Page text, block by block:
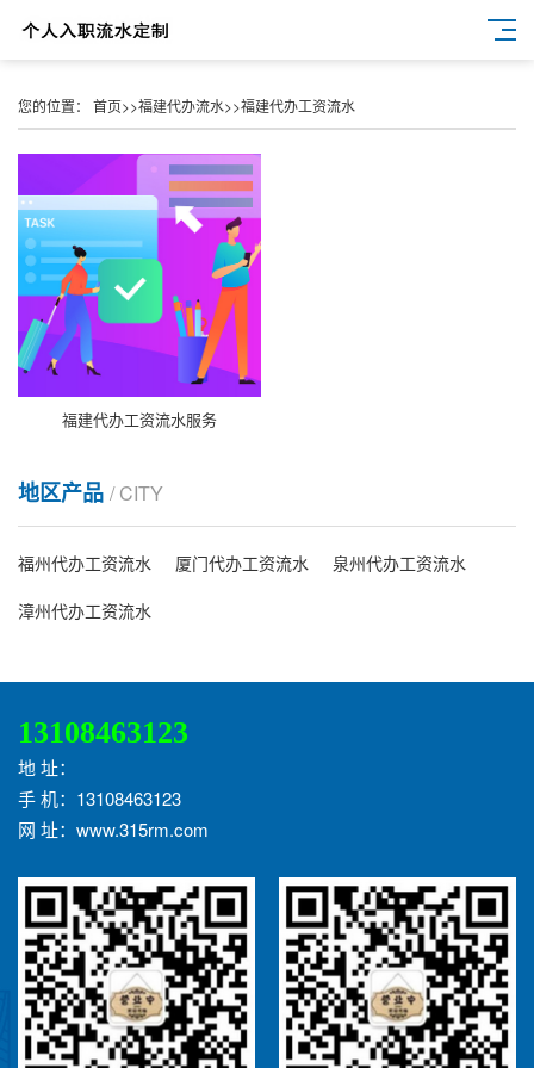
您的位置： 首页>>福建代办流水>>福建代办工资流水
福建代办工资流水服务
地区产品 / CITY
福州代办工资流水 厦门代办工资流水
泉州代办工资流水
漳州代办工资流水
13108463123
地 址：
手 机：13108463123
网 址：www.315rm.com